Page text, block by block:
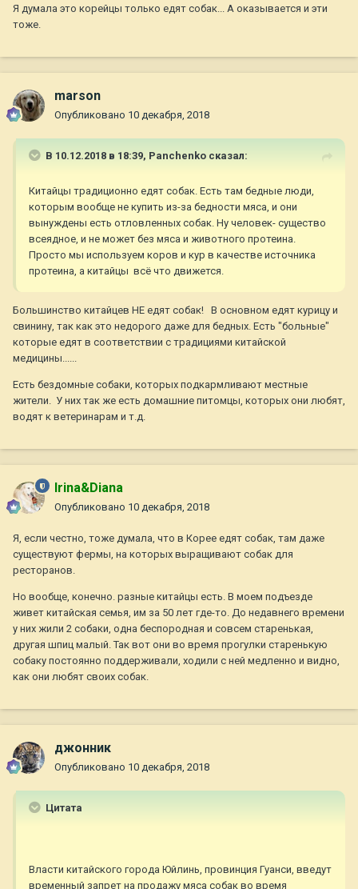
Я думала это корейцы только едят собак... А оказывается и эти
тоже.
marson
Опубликовано 10 декабря, 2018
В 10.12.2018 в 18:39, Panchenko сказал:
Китайцы традиционно едят собак. Есть там бедные люди,
которым вообще не купить из-за бедности мяса, и они
вынуждены есть отловленных собак. Ну человек- существо
всеядное, и не может без мяса и животного протеина.
Просто мы используем коров и кур в качестве источника
протеина, а китайцы всё что движется.
Большинство китайцев НЕ едят собак! В основном едят курицу и
свинину, так как это недорого даже для бедных. Есть "больные"
которые едят в соответствии с традициями китайской
медицины......
Есть бездомные собаки, которых подкармливают местные
жители. У них так же есть домашние питомцы, которых они любят,
водят к ветеринарам и т.д.
Irina&Diana
Опубликовано 10 декабря, 2018
Я, если честно, тоже думала, что в Корее едят собак, там даже
существуют фермы, на которых выращивают собак для
ресторанов.
Но вообще, конечно. разные китайцы есть. В моем подъезде
живет китайская семья, им за 50 лет где-то. До недавнего времени
у них жили 2 собаки, одна беспородная и совсем старенькая,
другая шпиц малый. Так вот они во время прогулки старенькую
собаку постоянно поддерживали, ходили с ней медленно и видно,
как они любят своих собак.
джонник
Опубликовано 10 декабря, 2018
Цитата
Власти китайского города Юйлинь, провинция Гуанси, введут
временный запрет на продажу мяса собак во время